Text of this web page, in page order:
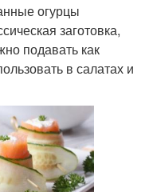
огурцы
заготовка,
подавать как
в салатах и